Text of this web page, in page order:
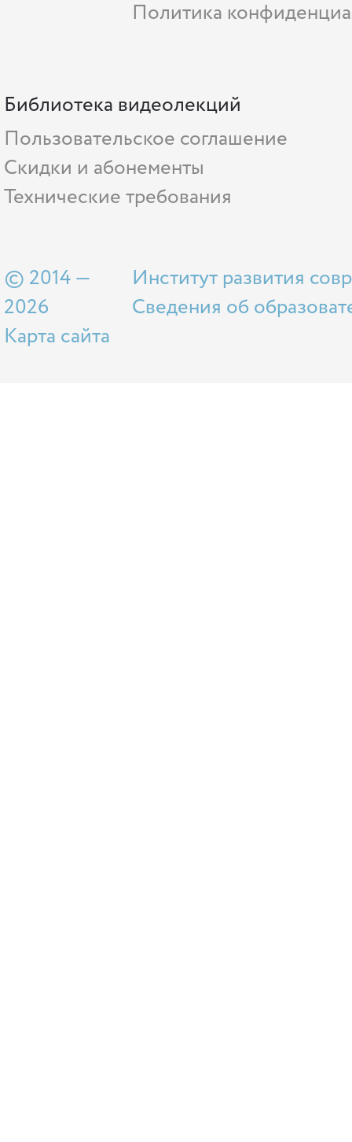
Политика
Библиотека видеолекций
Пользовательское соглашение
Скидки и абонементы
Технические требования
© 2014 —
2026
Карта сайта
Институт развития
Сведения об